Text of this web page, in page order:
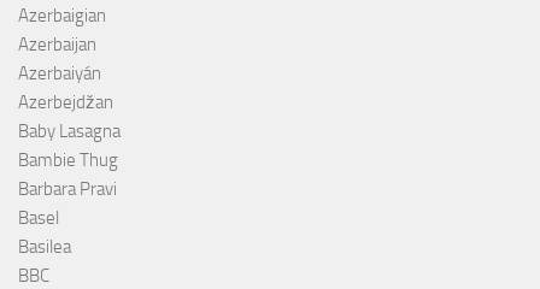
Azerbaigian
Azerbaijan
Azerbaiyán
Azerbejdžan
Baby Lasagna
Bambie Thug
Barbara Pravi
Basel
Basilea
BBC